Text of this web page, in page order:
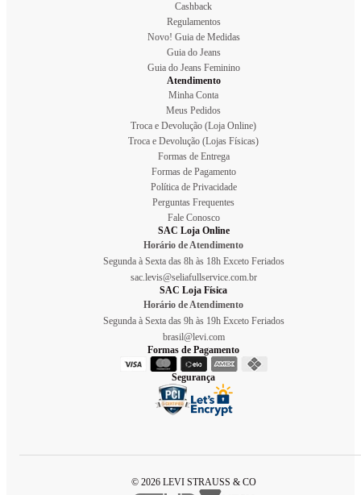
Cashback
Regulamentos
Novo! Guia de Medidas
Guia do Jeans
Guia do Jeans Feminino
Atendimento
Minha Conta
Meus Pedidos
Troca e Devolução (Loja Online)
Troca e Devolução (Lojas Físicas)
Formas de Entrega
Formas de Pagamento
Política de Privacidade
Perguntas Frequentes
Fale Conosco
SAC Loja Online
Horário de Atendimento
Segunda à Sexta das 8h às 18h Exceto Feriados
sac.levis@seliafullservice.com.br
SAC Loja Física
Horário de Atendimento
Segunda à Sexta das 9h às 19h Exceto Feriados
brasil@levi.com
Formas de Pagamento
Segurança
© 2026 LEVI STRAUSS & CO